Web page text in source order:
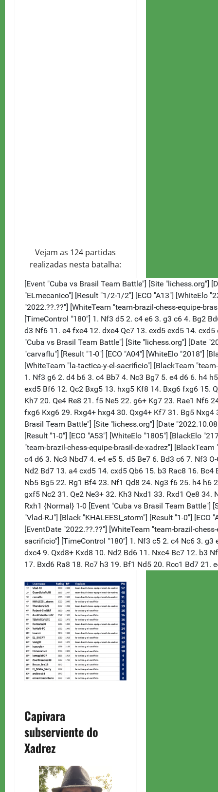
Vejam as 124 partidas
realizadas nesta batalha:
Capivara
subserviente do
Xadrez